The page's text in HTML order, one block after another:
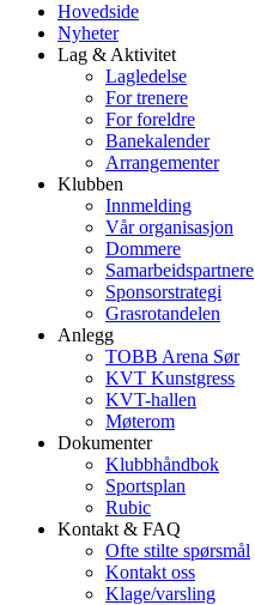
Hovedside
Nyheter
Lag & Aktivitet
Lagledelse
For trenere
For foreldre
Banekalender
Arrangementer
Klubben
Innmelding
Vår organisasjon
Dommere
Samarbeidspartnere
Sponsorstrategi
Grasrotandelen
Anlegg
TOBB Arena Sør
KVT Kunstgress
KVT-hallen
Møterom
Dokumenter
Klubbhåndbok
Sportsplan
Rubic
Kontakt & FAQ
Ofte stilte spørsmål
Kontakt oss
Klage/varsling